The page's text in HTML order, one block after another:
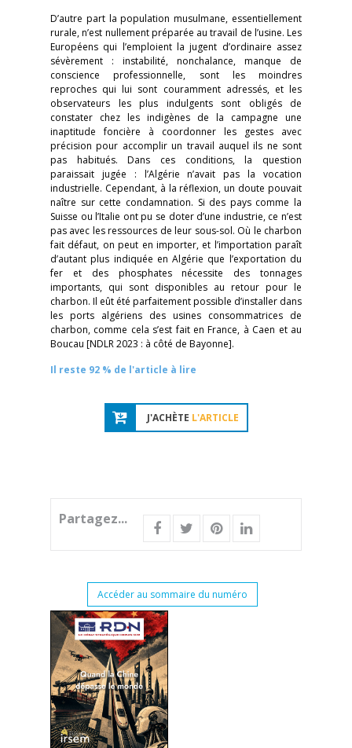
D’autre part la population musulmane, essentiellement
rurale, n’est nullement préparée au travail de l’usine. Les
Européens qui l’emploient la jugent d’ordinaire assez
sévèrement : instabilité, nonchalance, manque de
conscience professionnelle, sont les moindres
reproches qui lui sont couramment adressés, et les
observateurs les plus indulgents sont obligés de
constater chez les indigènes de la campagne une
inaptitude foncière à coordonner les gestes avec
précision pour accomplir un travail auquel ils ne sont
pas habitués. Dans ces conditions, la question
paraissait jugée : l’Algérie n’avait pas la vocation
industrielle. Cependant, à la réflexion, un doute pouvait
naître sur cette condamnation. Si des pays comme la
Suisse ou l’Italie ont pu se doter d’une industrie, ce n’est
pas avec les ressources de leur sous-sol. Où le charbon
fait défaut, on peut en importer, et l’importation paraît
d’autant plus indiquée en Algérie que l’exportation du
fer et des phosphates nécessite des tonnages
importants, qui sont disponibles au retour pour le
charbon. Il eût été parfaitement possible d’installer dans
les ports algériens des usines consommatrices de
charbon, comme cela s’est fait en France, à Caen et au
Boucau [NDLR 2023 : à côté de Bayonne].
Il reste 92 % de l'article à lire
J'ACHÈTE L'ARTICLE
Partagez...
Accéder au sommaire du numéro